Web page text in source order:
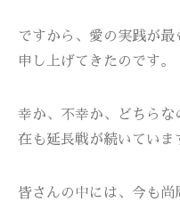
ですから、愛の実践が
申し上げてきたのです。
幸か、不幸か、どちら
在も延長戦が続いていま
皆さんの中には、今も